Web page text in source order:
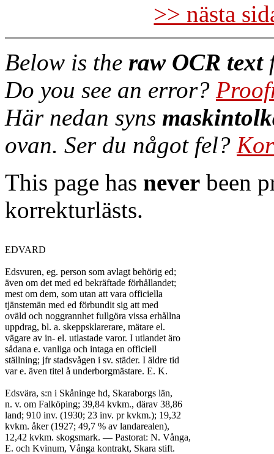
>> nästa
Below is the raw OCR text
Do you see an error?
Här nedan syns
ovan. Ser du något fel?
This page has never been
korrekturlästs.
EDVARD
Edsvuren, eg. person som avlagt behörig ed;
även om det med ed bekräftade förhållandet;
mest om dem, som utan att vara officiella
tjänstemän med ed förbundit sig att med
oväld och noggrannhet fullgöra vissa erhållna
uppdrag, bl. a. skeppsklarerare, mätare el.
vägare av in- el. utlastade varor. I utlandet äro
sådana e. vanliga och intaga en officiell
ställning; jfr stadsvågen i sv. städer. I äldre tid
var e. även titel å underborgmästare. E. K.
Edsvära, s:n i Skåninge hd, Skaraborgs län,
n. v. om Falköping; 39,84 kvkm., därav 38,86
land; 910 inv. (1930; 23 inv. pr kvkm.); 19,32
kvkm. åker (1927; 49,7 % av landarealen),
12,42 kvkm. skogsmark. — Pastorat: N. Vånga,
E. och Kvinum, Vånga kontrakt, Skara stift.